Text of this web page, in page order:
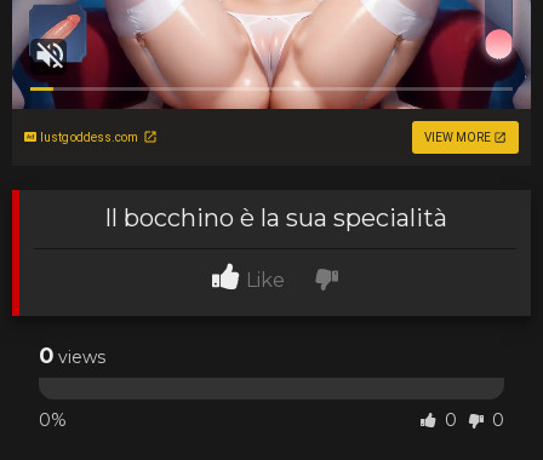
lustgoddess.com VIEW MORE
Il bocchino è la sua specialità
Like
0 views
0% 0 0